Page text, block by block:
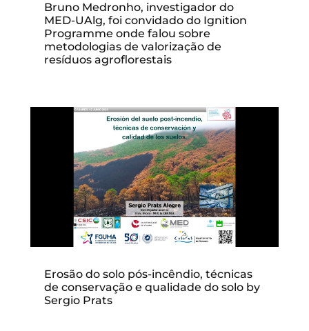
Bruno Medronho, investigador do
MED-UAlg, foi convidado do Ignition
Programme onde falou sobre
metodologias de valorização de
resíduos agroflorestais
Erosão do solo pós-incêndio, técnicas
de conservação e qualidade do solo by
Sergio Prats